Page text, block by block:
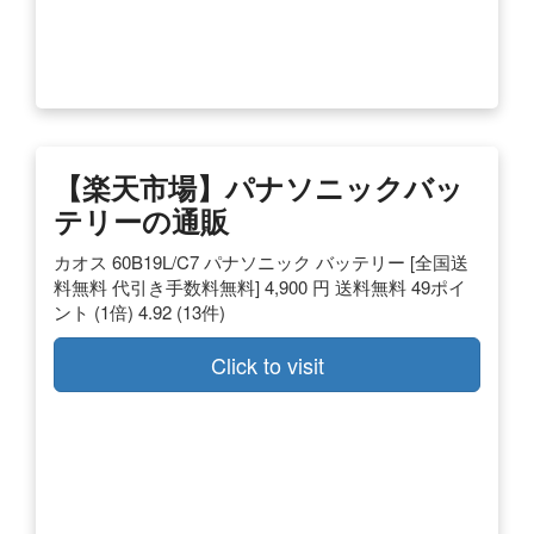
【楽天市場】パナソニックバッ
テリーの通販
カオス 60B19L/C7 パナソニック バッテリー [全国送
料無料 代引き手数料無料] 4,900 円 送料無料 49ポイ
ント (1倍) 4.92 (13件)
Click to visit